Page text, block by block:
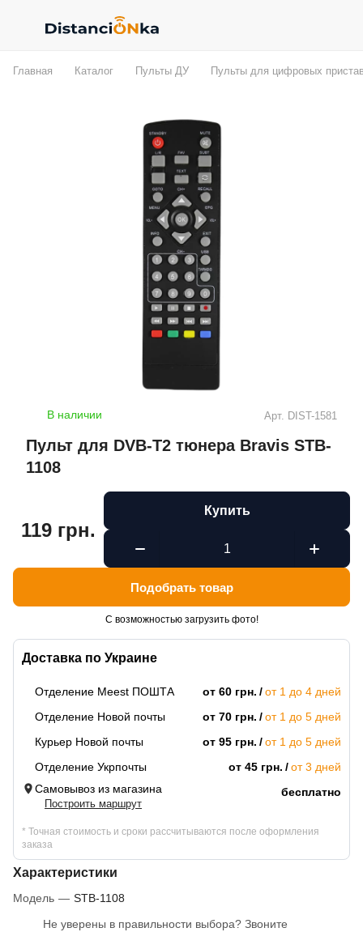
Главная Каталог Пульты ДУ Пульты для цифровых
В наличии Арт. DIST-1581
Пульт для DVB-T2 тюнера Bravis STB-
1108
Доставка по Украине
Отделение Meest ПОШТА от 60 грн.
от 1 до 4 дней
Отделение Новой почты
от 70 грн.
от 1 до 5 дней
Курьер Новой почты
от 95 грн.
от 1 до 5 дней
Отделение Укрпочты
от 45 грн.
от 3 дней
Самовывоз из магазина
Построить маршрут
бесплатно
* Точная стоимость и сроки рассчитываются после оформления
заказа
Характеристики
Модель — STB-1108
119 грн.
Купить
Подобрать товар
С возможностью загрузить фото!
Не уверены в правильности выбора? Звоните